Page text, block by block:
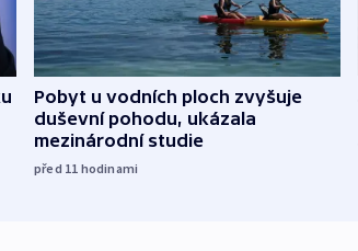
Pobyt u vodních ploch zvyšuje
duševní pohodu, ukázala
mezinárodní studie
před 11 hodinami